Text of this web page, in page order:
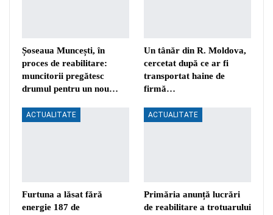
Șoseaua Muncești, în
proces de reabilitare:
muncitorii pregătesc
drumul pentru un nou…
Un tânăr din R. Moldova,
cercetat după ce ar fi
transportat haine de
firmă…
ACTUALITATE
Furtuna a lăsat fără
energie 187 de
ACTUALITATE
Primăria anunță lucrări
de reabilitare a trotuarului